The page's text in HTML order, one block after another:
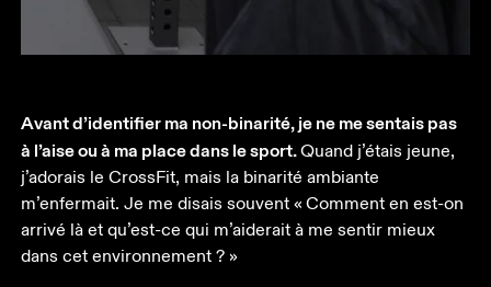
Avant d’identifier ma non-binarité, je ne me sentais pas
à l’aise ou à ma place dans le sport. Quand j’étais jeune,
j’adorais le CrossFit, mais la binarité ambiante
m’enfermait. Je me disais souvent « Comment en est-on
arrivé là et qu’est-ce qui m’aiderait à me sentir mieux
dans cet environnement ? »